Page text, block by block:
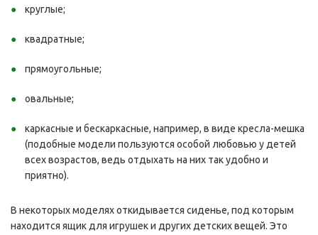
круглые;
квадратные;
прямоугольные;
овальные;
каркасные и бескаркасные, например, в виде кресла-мешка
(подобные модели пользуются особой любовью у детей
всех возрастов, ведь отдыхать на них так удобно и
приятно).
В некоторых моделях откидывается сиденье, под которым
находится ящик для игрушек и других детских вещей. Это